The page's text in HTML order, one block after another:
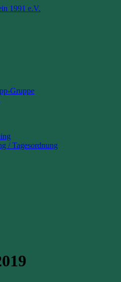
Gruppe
/ Tagesordnung